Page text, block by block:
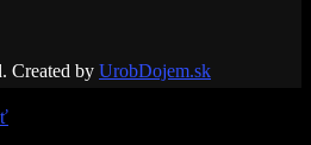
Created by UrobDojem.sk